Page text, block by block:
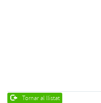
Tornar al llistat